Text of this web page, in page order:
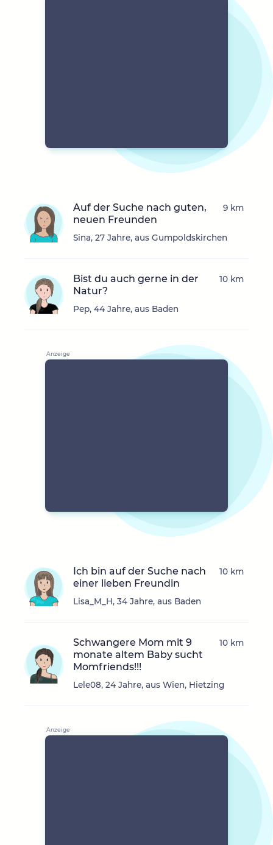
Auf der Suche nach guten,
neuen Freunden
Sina, 27 Jahre, aus Gumpoldskirchen
9 km
Bist du auch gerne in der
Natur?
Pep, 44 Jahre, aus Baden
10 km
Ich bin auf der Suche nach
einer lieben Freundin
Lisa_M_H, 34 Jahre, aus Baden
10 km
Schwangere Mom mit 9
monate altem Baby sucht
Momfriends!!!
Lele08, 24 Jahre, aus Wien, Hietzing
10 km